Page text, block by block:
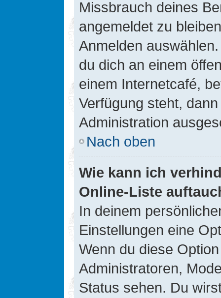
Missbrauch deines
angemeldet zu
Anmelden
du dich an einem
einem Internetcafé,
Verfügung steht,
Administration
Nach oben
Wie kann ich
Online-Liste
In deinem
Einstellungen eine
Wenn du diese
Administratoren,
Status sehen. Du